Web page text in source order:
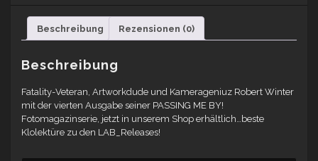
Beschreibung Rezensionen (0)
Beschreibung
Fatality-Veteran, Artworkdude und Kamerageniuz Robert Winter
mit der vierten Ausgabe seiner PASSING ME BY!
Fotomagazinserie, jetzt in unserem Shop erhältlich…beste
Klolektüre zu den LAB_Releases!